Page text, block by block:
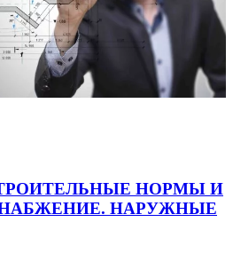
НОРМЫ И
НАРУЖНЫЕ